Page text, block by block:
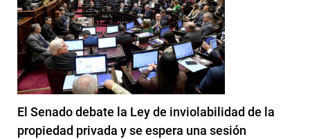
El Senado debate la Ley de inviolabilidad de la
propiedad privada y se espera una sesión